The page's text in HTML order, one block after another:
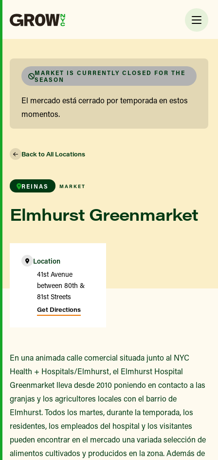
MARKET IS CURRENTLY CLOSED FOR THE
SEASON
El mercado está cerrado por temporada en estos
momentos.
Back to All Locations
REINAS MARKET
Elmhurst Greenmarket
Location
41st Avenue
between 80th &
81st Streets
Get Directions
En una animada calle comercial situada junto al NYC
Health + Hospitals/Elmhurst, el Elmhurst Hospital
Greenmarket lleva desde 2010 poniendo en contacto a las
granjas y los agricultores locales con el barrio de
Elmhurst. Todos los martes, durante la temporada, los
residentes, los empleados del hospital y los visitantes
pueden encontrar en el mercado una variada selección de
alimentos cultivados y producidos en la zona. Además de